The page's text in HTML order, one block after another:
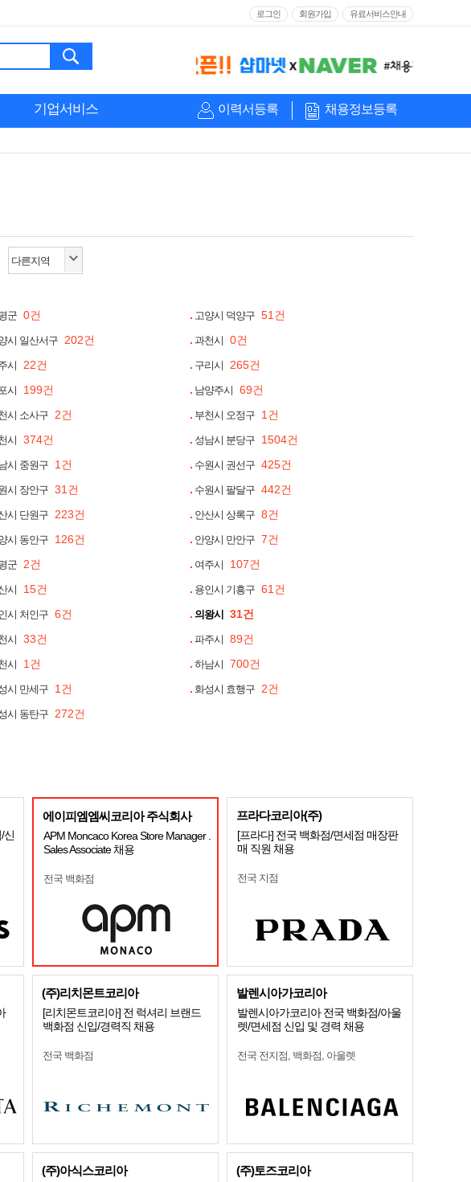
로그인 회원가입 유료서비스안내
기업서비스 이력서등록 채용정보등록
군 0건 고양시 덕양구 51건
시 일산서구 202건 과천시 0건
시 22건 구리시 265건
시 199건 남양주시 69건
시 소사구 2건 부천시 오정구 1건
시 374건 성남시 분당구 1504건
시 중원구 1건 수원시 권선구 425건
시 장안구 31건 수원시 팔달구 442건
시 단원구 223건 안산시 상록구 8건
시 동안구 126건 안양시 만안구 7건
군 2건 여주시 107건
시 15건 용인시 기흥구 61건
시 처인구 6건 의왕시 31건
시 33건 파주시 89건
시 1건 하남시 700건
시 만세구 1건 화성시 효행구 2건
시 동탄구 272건
신
에이피엠엠씨코리아 주식회사
APM Moncaco Korea Store Manager .
Sales Associate 채용
전국 백화점
프라다코리아(주)
[프라다] 전국 백화점/면세점 매장판
매 직원 채용
전국 지점
(주)리치몬트코리아
[리치몬트코리아] 전 럭셔리 브랜드
백화점 신입/경력직 채용
전국 백화점
발렌시아가코리아
발렌시아가코리아 전국 백화점/아울
렛/면세점 신입 및 경력 채용
전국 전지점, 백화점, 아울렛
(주)아식스코리아 (주)토즈코리아